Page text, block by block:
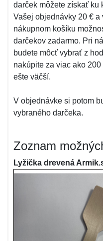
darček môžete získať ku
Vašej objednávky 20 €
nákupnom košíku
darčekov zadarmo. Pri
budete môcť vybrať z
nakúpite za viac ako
ešte väčší.
V objednávke si potom
vybraného darčeka.
Zoznam
Lyžička drevená